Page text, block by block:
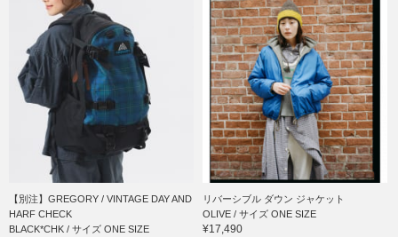
【別注】GREGORY / VINTAGE DAY AND
HARF CHECK
BLACK*CHK / サイズ ONE SIZE
リバーシブル ダウン ジャケット
OLIVE / サイズ ONE SIZE
¥17,490